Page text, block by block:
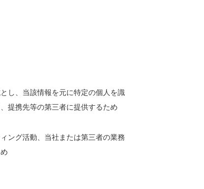
し、当該情報を元に特定の個人を識
提携先等の第三者に提供するため
ング活動、当社または第三者の業務